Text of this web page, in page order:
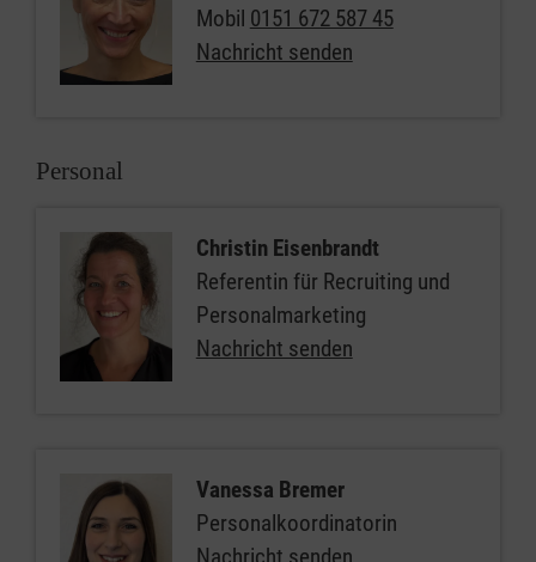
Mobil 0151 672 587 45
Nachricht senden
Personal
Christin Eisenbrandt
Referentin für Recruiting und
Personalmarketing
Nachricht senden
Vanessa Bremer
Personalkoordinatorin